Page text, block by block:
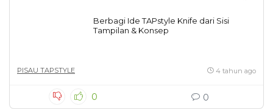
Berbagi Ide TAPstyle Knife dari Sisi
Tampilan & Konsep
PISAU TAPSTYLE 4 tahun ago
0 0